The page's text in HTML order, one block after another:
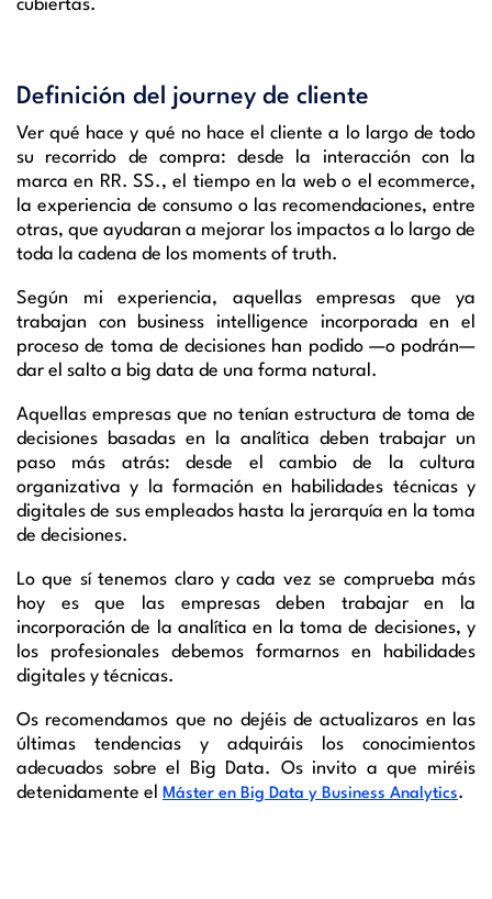
cubiertas.
Definición del journey de cliente
Ver qué hace y qué no hace el cliente a lo largo de todo
su recorrido de compra: desde la interacción con la
marca en RR. SS., el tiempo en la web o el ecommerce,
la experiencia de consumo o las recomendaciones, entre
otras, que ayudaran a mejorar los impactos a lo largo de
toda la cadena de los moments of truth.
Según mi experiencia, aquellas empresas que ya
trabajan con business intelligence incorporada en el
proceso de toma de decisiones han podido —o podrán—
dar el salto a big data de una forma natural.
Aquellas empresas que no tenían estructura de toma de
decisiones basadas en la analítica deben trabajar un
paso más atrás: desde el cambio de la cultura
organizativa y la formación en habilidades técnicas y
digitales de sus empleados hasta la jerarquía en la toma
de decisiones.
Lo que sí tenemos claro y cada vez se comprueba más
hoy es que las empresas deben trabajar en la
incorporación de la analítica en la toma de decisiones, y
los profesionales debemos formarnos en habilidades
digitales y técnicas.
Os recomendamos que no dejéis de actualizaros en las
últimas tendencias y adquiráis los conocimientos
adecuados sobre el Big Data. Os invito a que miréis
detenidamente el Máster en Big Data y Business Analytics.